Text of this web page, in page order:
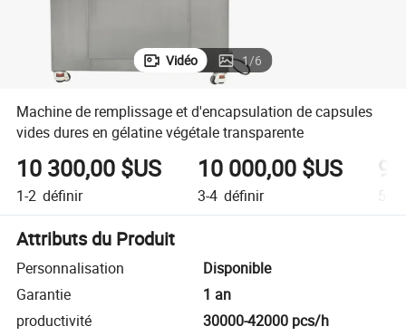
Vidéo 1/6
Machine de remplissage et d'encapsulation de capsules
vides dures en gélatine végétale transparente
10 300,00 $US
1-2 définir
10 000,00 $US
3-4 définir
9
5+
Attributs du Produit
Personnalisation
Disponible
Garantie
1 an
productivité
30000-42000 pcs/h